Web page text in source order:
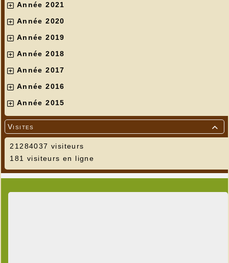
Année 2021
Année 2020
Année 2019
Année 2018
Année 2017
Année 2016
Année 2015

Visites
21284037 visiteurs
181 visiteurs en ligne